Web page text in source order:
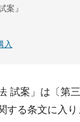
案』
入
試案」は〔第
する条文に入り